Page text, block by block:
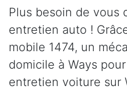
Plus besoin de vous
entretien auto !
mobile 1474, un
domicile à Ways
entretien voiture sur